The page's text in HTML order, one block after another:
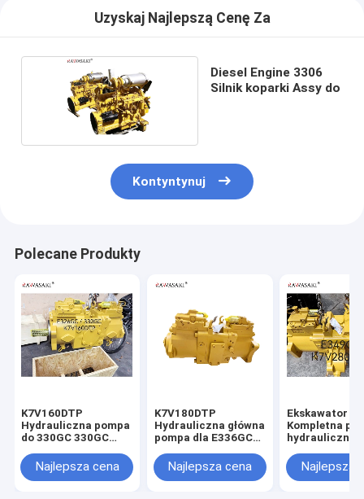
Uzyskaj Najlepszą Cenę Za
Diesel Engine 3306
Silnik koparki Assy do
Kontyntynuj
Polecane Produkty
K7V160DTP
Hydrauliczna pompa
do 330GC 330GC
pompa koparki
Najlepsza cena
K7V180DTP
Hydrauliczna główna
pompa dla E336GC
Najlepsza cena
Ekskawator
Kompletna
hydrauliczna
Najlepsza